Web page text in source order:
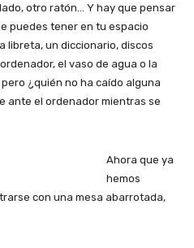
otro ratón… Y hay que pensar
puedes tener en tu espacio
libreta, un diccionario, discos
el vaso de agua o la
¿quién no ha caído alguna
ante el ordenador mientras se
Ahora que ya
hemos
con una mesa abarrotada,